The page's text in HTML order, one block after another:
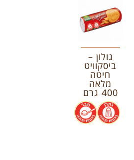
גולון –
ביסקוויט
חיטה
מלאה
400 גרם
.
.